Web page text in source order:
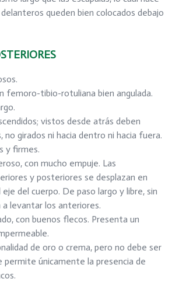
queden bien colocados debajo
femoro-tibio-rotuliana bien angulada.
vistos desde atrás deben
no girados ni hacia dentro ni hacia fuera.
y firmes.
con mucho empuje. Las
y posteriores se desplazan en
eje del cuerpo. De paso largo y libre, sin
a levantar los anteriores.
con buenos flecos. Presenta un
de oro o crema, pero no debe ser
permite únicamente la presencia de